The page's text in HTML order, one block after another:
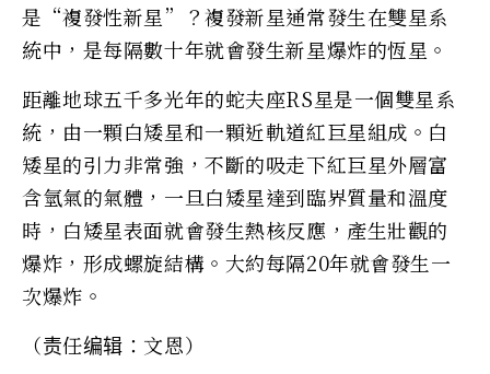
是“複發性新星”？複發新星通常發生在雙星系
統中，是每隔數十年就會發生新星爆炸的恆星。
距離地球五千多光年的蛇夫座RS星是一個雙星系
統，由一顆白矮星和一顆近軌道紅巨星組成。白
矮星的引力非常強，不斷的吸走下紅巨星外層富
含氫氣的氣體，一旦白矮星達到臨界質量和溫度
時，白矮星表面就會發生熱核反應，產生壯觀的
爆炸，形成螺旋結構。大約每隔20年就會發生一
次爆炸。
（责任编辑：文恩）